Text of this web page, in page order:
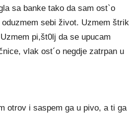
sa banke tako da sam ost`o
sebi život. Uzmem štrik
pi,št0lj da se upucam
vlak ost´o negdje zatrpan u
otrov i saspem ga u pivo, a ti ga